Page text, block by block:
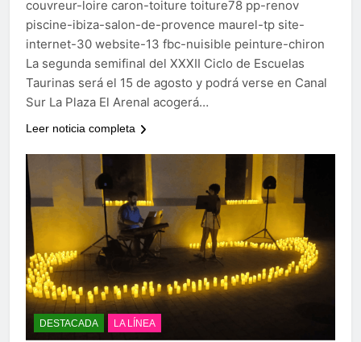
couvreur-loire caron-toiture toiture78 pp-renov
piscine-ibiza-salon-de-provence maurel-tp site-
internet-30 website-13 fbc-nuisible peinture-chiron
La segunda semifinal del XXXII Ciclo de Escuelas
Taurinas será el 15 de agosto y podrá verse en Canal
Sur La Plaza El Arenal acogerá…
Leer noticia completa
DESTACADA LA LÍNEA